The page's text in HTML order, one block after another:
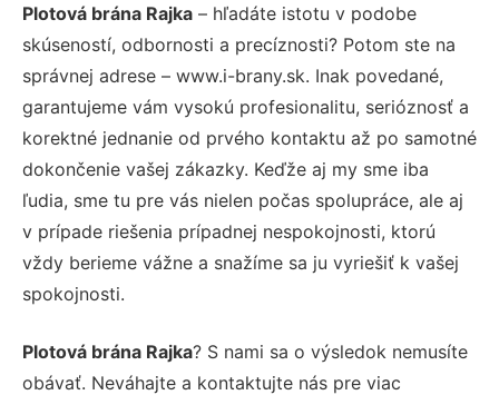
Plotová brána Rajka – hľadáte istotu v podobe
skúseností, odbornosti a precíznosti? Potom ste na
správnej adrese – www.i-brany.sk. Inak povedané,
garantujeme vám vysokú profesionalitu, serióznosť a
korektné jednanie od prvého kontaktu až po samotné
dokončenie vašej zákazky. Keďže aj my sme iba
ľudia, sme tu pre vás nielen počas spolupráce, ale aj
v prípade riešenia prípadnej nespokojnosti, ktorú
vždy berieme vážne a snažíme sa ju vyriešiť k vašej
spokojnosti.
Plotová brána Rajka? S nami sa o výsledok nemusíte
obávať. Neváhajte a kontaktujte nás pre viac